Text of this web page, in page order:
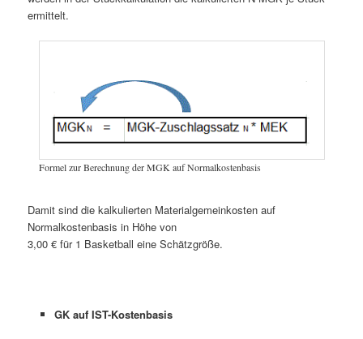
ermittelt.
Formel zur Berechnung der MGK auf Normalkostenbasis
Damit sind die kalkulierten Materialgemeinkosten auf
Normalkostenbasis in Höhe von
3,00 € für 1 Basketball eine Schätzgröße.
GK auf IST-Kostenbasis